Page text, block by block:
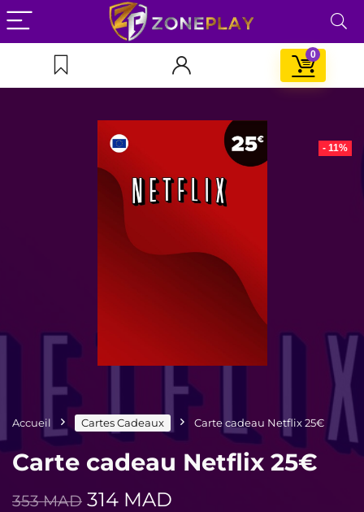
0
- 11%
Accueil Cartes Cadeaux Carte cadeau Netflix 25€
Carte cadeau Netflix 25€
353MAD Le
314 MAD